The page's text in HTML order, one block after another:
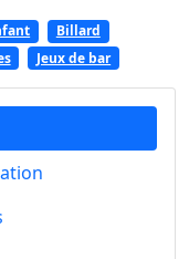
Billard
Jeux de bar